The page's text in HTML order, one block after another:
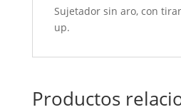
Sujetador sin aro, con
up.
Productos